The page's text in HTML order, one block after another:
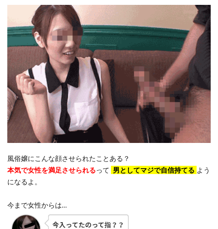
風俗嬢にこんな顔させられたことある？
本気で女性を満足させられるって 男としてマジで自信持てる よう
になるよ。
今まで女性からは…